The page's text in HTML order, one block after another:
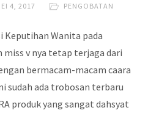
4, 2017 PENGOBATAN
Keputihan Wanita pada
v nya tetap terjaga dari
bermacam-macam caara
sudah ada trobosan terbaru
produk yang sangat dahsyat